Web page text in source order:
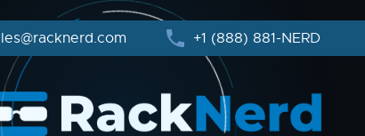
+1 (888) 881-NERD